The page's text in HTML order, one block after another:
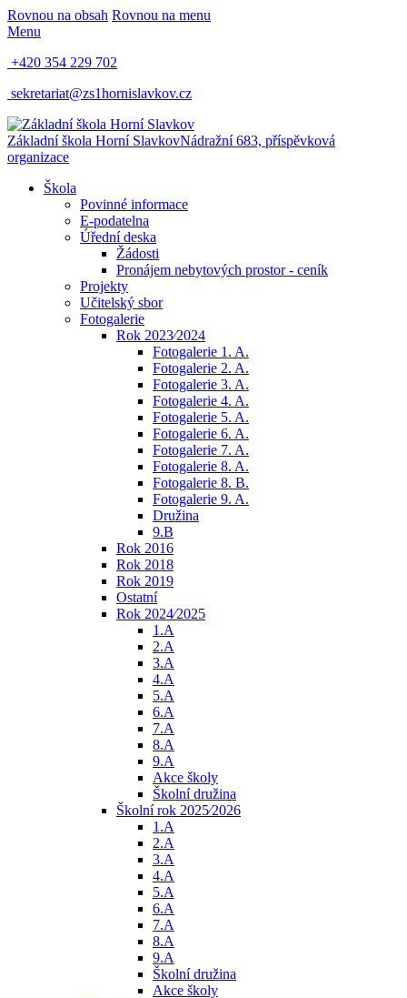
Rovnou na obsah Rovnou na menu
Menu
+420 354 229 702
sekretariat@zs1hornislavkov.cz
Základní škola Horní SlavkovNádražní 683, příspěvková
organizace
Škola
Povinné informace
E-podatelna
Úřední deska
Žádosti
Pronájem nebytových prostor - ceník
Projekty
Učitelský sbor
Fotogalerie
Rok 2023⁄2024
Fotogalerie 1. A.
Fotogalerie 2. A.
Fotogalerie 3. A.
Fotogalerie 4. A.
Fotogalerie 5. A.
Fotogalerie 6. A.
Fotogalerie 7. A.
Fotogalerie 8. A.
Fotogalerie 8. B.
Fotogalerie 9. A.
Družina
9.B
Rok 2016
Rok 2018
Rok 2019
Ostatní
Rok 2024⁄2025
1.A
2.A
3.A
4.A
5.A
6.A
7.A
8.A
9.A
Akce školy
Školní družina
Školní rok 2025⁄2026
1.A
2.A
3.A
4.A
5.A
6.A
7.A
8.A
9.A
Školní družina
Akce školy